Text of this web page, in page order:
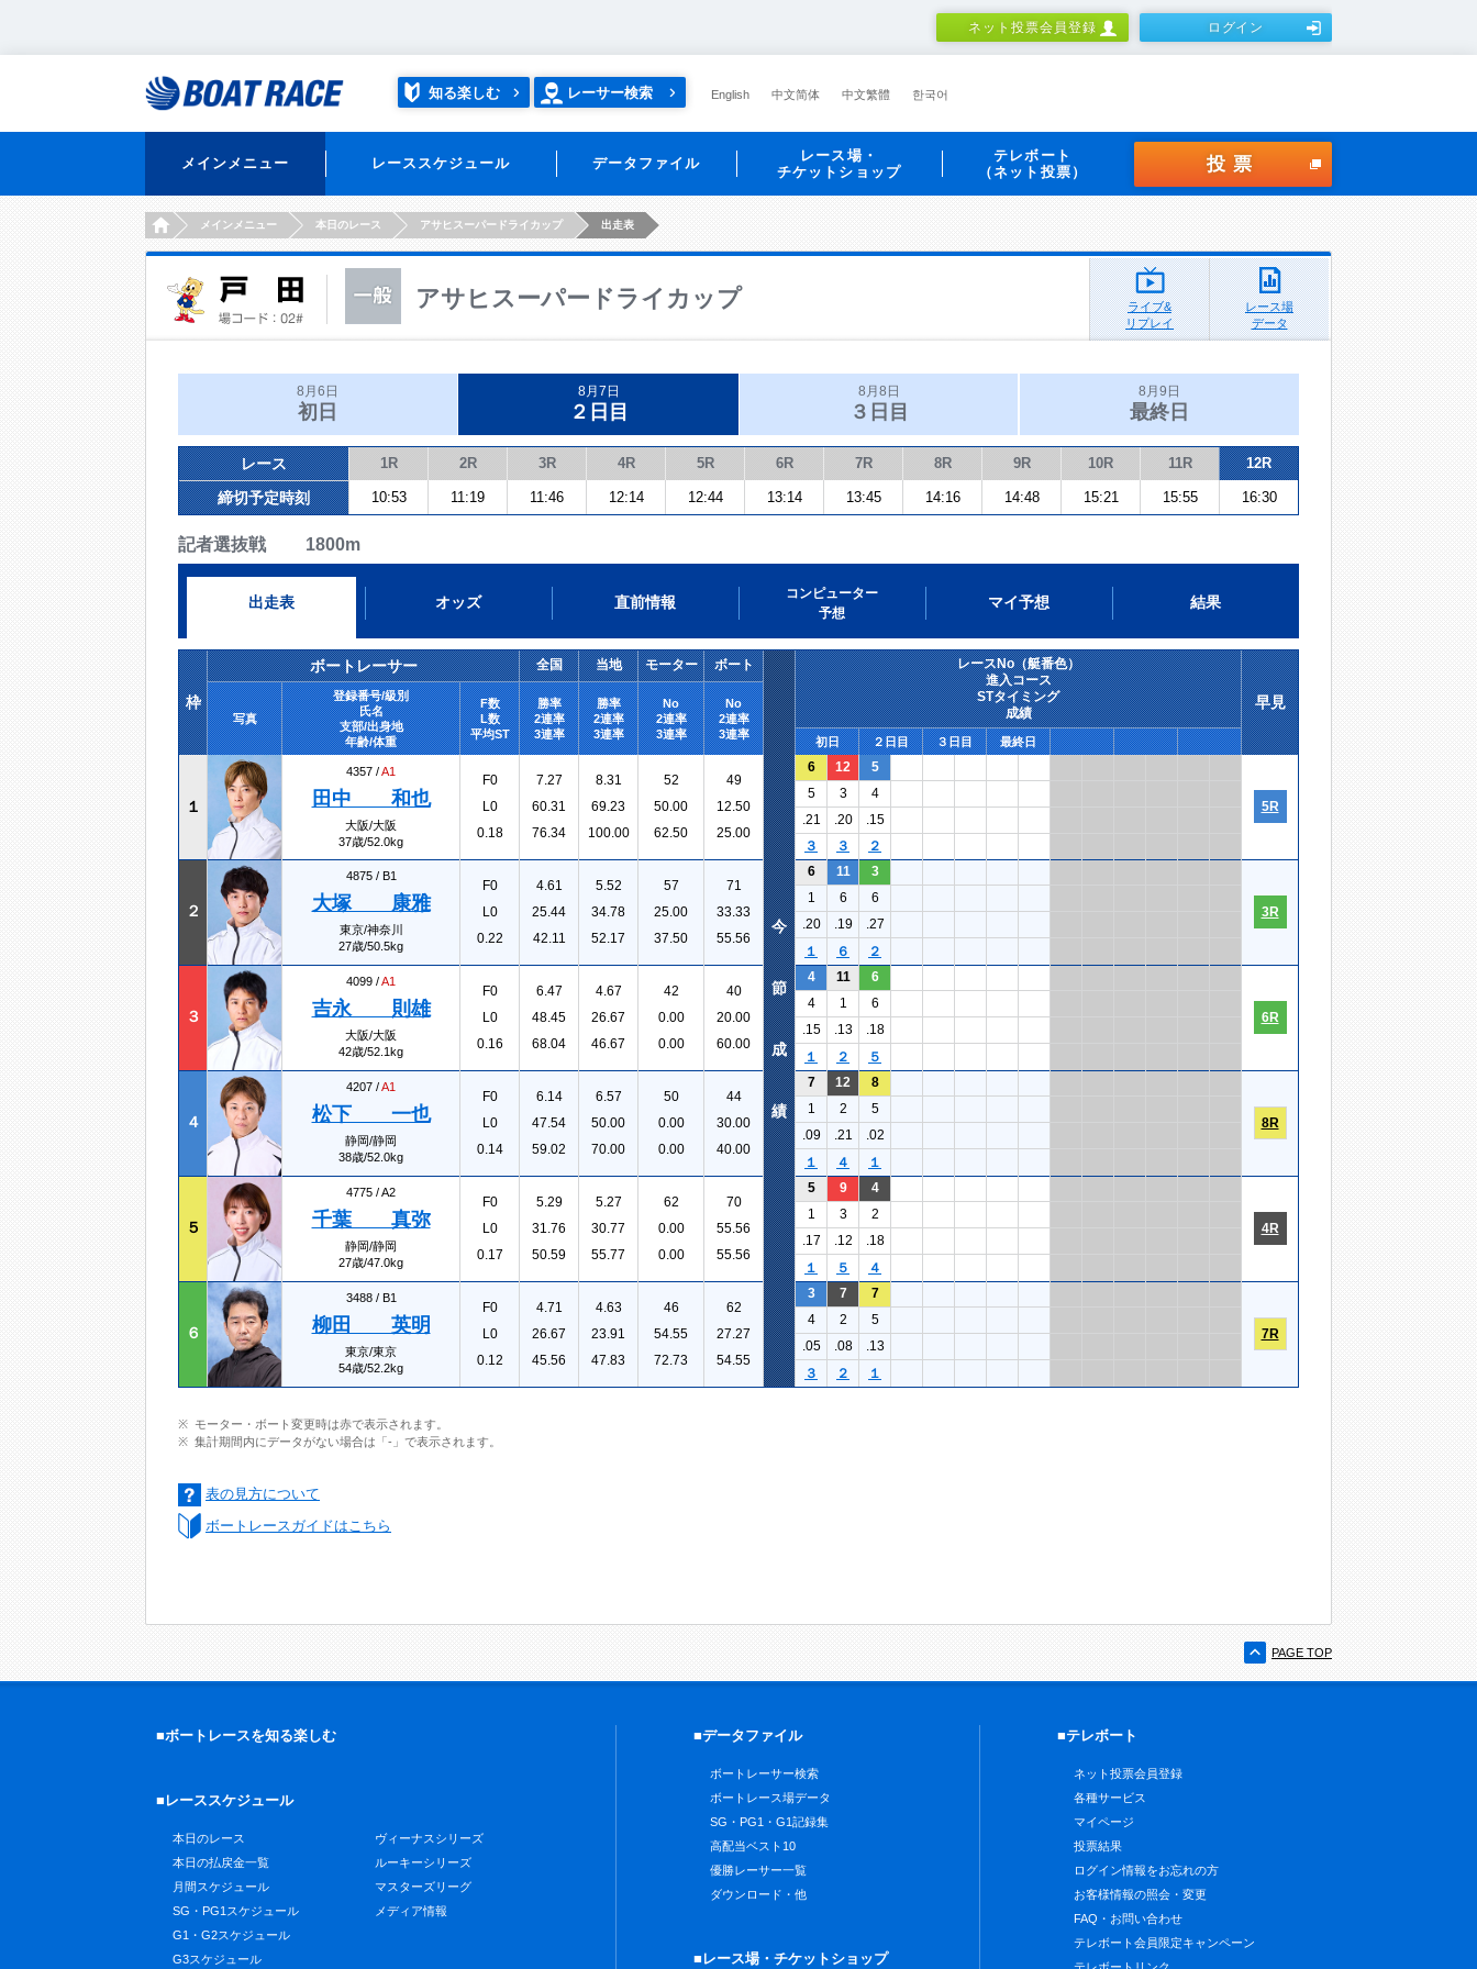
ネット投票会員登録 ログイン
知る楽しむ レーサー検索 English 中文简体 中文繁體 한국어
メインメニュー レーススケジュール データファイル
レース場・
チケットショップ
テレボート
（ネット投票）
投票
HOMEメインメニュー 本日のレース アサヒスーパードライカップ 出走表
アサヒスーパードライカップ
ライブ&
リプレイ
レース場
データ
8月6日
初日
8月7日
２日目
8月8日
３日目
8月9日
最終日
レース 1R 2R 3R 4R 5R 6R 7R 8R 9R 10R 11R 12R
締切予定時刻 10:53 11:19 11:46 12:14 12:44 13:14 13:45 14:16 14:48 15:21 15:55 16:30
記者選抜戦 1800m
出走表 オッズ 直前情報
コンピューター
予想
マイ予想 結果
枠
ボートレーサー 全国 当地 モーター ボート
レースNo（艇番色）
進入コース
STタイミング
成績
早見
写真
登録番号/級別
氏名
支部/出身地
年齢/体重
F数
L数
平均ST
勝率
2連率
3連率
勝率
2連率
3連率
No
2連率
3連率
No
2連率
3連率
初日 ２日目 ３日目 最終日
１
4357 /A1
田中 和也
大阪/大阪
37歳/52.0kg
F0
L0
0.18
7.27
60.31
76.34
8.31
69.23
100.00
52
50.00
62.50
49
12.50
25.00
6 12 5
5R
5 3
4
.21
.20
.15
３
３ ２
２
4875 / B1
大塚 康雅
東京/神奈川
27歳/50.5kg
F0
L0
0.22
4.61
25.44
42.11
5.52
34.78
52.17
57
25.00
37.50
71
33.33
55.56
6 11 3
3R
1 6
6
.20
.19
.27
１
６ ２
３
4099 /A1
吉永 則雄
大阪/大阪
42歳/52.1kg
F0
L0
0.16
6.47
48.45
68.04
4.67
26.67
46.67
42
0.00
0.00
40
20.00
60.00
4 11 6
6R
4 1
6
.15
.13
.18
１
２ ５
４
4207 /A1
松下 一也
静岡/静岡
38歳/52.0kg
F0
L0
0.14
6.14
47.54
59.02
6.57
50.00
70.00
50
0.00
0.00
44
30.00
40.00
7 12 8
8R
1 2
5
.09
.21
.02
１
４ １
５
4775 /A2
千葉 真弥
静岡/静岡
27歳/47.0kg
F0
L0
0.17
5.29
31.76
50.59
5.27
30.77
55.77
62
0.00
0.00
70
55.56
55.56
5 9 4
4R
1 3
2
.17
.12
.18
１
５ ４
６
3488 / B1
柳田 英明
東京/東京
54歳/52.2kg
F0
L0
0.12
4.71
26.67
45.56
4.63
23.91
47.83
46
54.55
72.73
62
27.27
54.55
3 7 7
7R
4 2
5
.05
.08
.13
３
２ １
今
節
成
績
モーター・ボート変更時は赤で表示されます。
集計期間内にデータがない場合は「-」で表示されます。
表の見方について
ボートレースガイドはこちら
PAGE TOP
■ボートレースを知る楽しむ
■レーススケジュール
本日のレース
本日の払戻金一覧
月間スケジュール
SG・PG1スケジュール
G1・G2スケジュール
G3スケジュール
ヴィーナスシリーズ
ルーキーシリーズ
マスターズリーグ
メディア情報
■データファイル
ボートレーサー検索
ボートレース場データ
SG・PG1・G1記録集
高配当ベスト10
優勝レーサー一覧
ダウンロード・他
■レース場・チケットショップ
■テレボート
ネット投票会員登録
各種サービス
マイページ
投票結果
ログイン情報をお忘れの方
お客様情報の照会・変更
FAQ・お問い合わせ
テレボート会員限定キャンペーン